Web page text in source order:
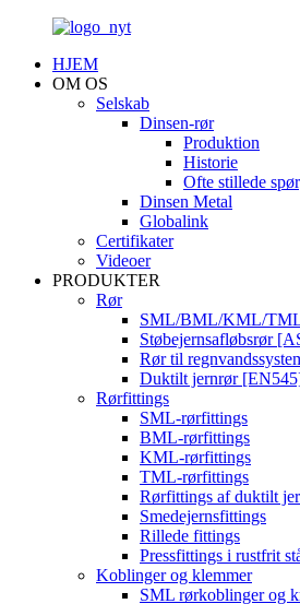
HJEM
OM OS
Selskab
Dinsen-rør
Produktion
Historie
Ofte stillede
Dinsen Metal
Globalink
Certifikater
Videoer
PRODUKTER
Rør
SML/BML/KML/
Støbejernsafløbsrør
Rør til
Duktilt jernrør
Rørfittings
SML-rørfittings
BML-rørfittings
KML-rørfittings
TML-rørfittings
Rørfittings af duktilt
Smedejernsfittings
Rillede fittings
Pressfittings i rustfrit
Koblinger og klemmer
SML rørkoblinger og